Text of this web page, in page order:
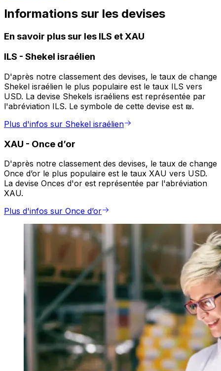
Informations sur les devises
En savoir plus sur les ILS et XAU
ILS - Shekel israélien
D'après notre classement des devises, le taux de change
Shekel israélien le plus populaire est le taux ILS vers
USD. La devise Shekels israéliens est représentée par
l'abréviation ILS. Le symbole de cette devise est ₪.
Plus d'infos sur Shekel israélien
XAU - Once d’or
D'après notre classement des devises, le taux de change
Once d’or le plus populaire est le taux XAU vers USD.
La devise Onces d'or est représentée par l'abréviation
XAU.
Plus d'infos sur Once d’or